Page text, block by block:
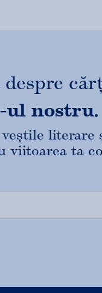
ul nostru.
veștile
viitoarea ta